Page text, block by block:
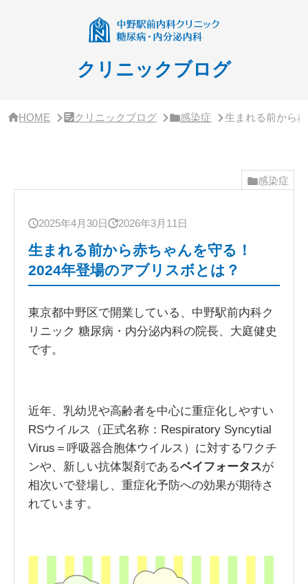
クリニックブログ
HOME クリニックブログ 感染症 生まれる前から
感染症
2025年4月30日 2026年3月11日
生まれる前から赤ちゃんを守る！
2024年登場のアブリスボとは？
東京都中野区で開業している、中野駅前内科ク
リニック 糖尿病・内分泌内科の院長、大庭健史
です。
近年、乳幼児や高齢者を中心に重症化しやすい
RSウイルス（正式名称：Respiratory Syncytial
Virus＝呼吸器合胞体ウイルス）に対するワクチ
ンや、新しい抗体製剤であるベイフォータスが
相次いで登場し、重症化予防への効果が期待さ
れています。